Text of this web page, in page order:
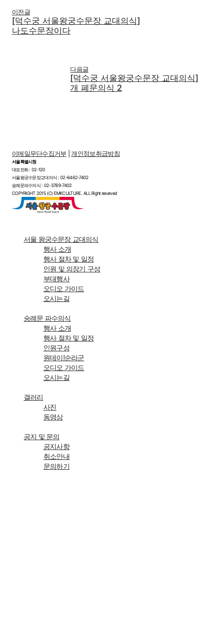
이전글
[덕수궁 서울왕궁수문장 교대의식]
나도수문장이다
다음글
[덕수궁 서울왕궁수문장 교대의식]
개 폐문의식 2
이메일무단수집거부 |개인정보취급방침
서울특별시청
대표전화 : 02-120
서울왕궁수문장교대의식 : 02-6462-7402
숭례문파수의식 : 02-3789-7402
COPYRIGHT 2015 (C) EMKCULTURE. ALL Right reserved
서울 왕궁수문장 교대의식
행사 소개
행사 절차 및 일정
인원 및 의장기 구성
부대행사
오디오 가이드
오시는길
숭례문 파수의식
행사 소개
행사 절차 및 일정
인원구성
원데이!순라군
오디오 가이드
오시는길
갤러리
사진
동영상
공지 및 문의
공지사항
취소안내
문의하기